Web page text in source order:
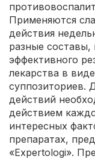
Применяются
действия
разные составы,
эффективного
лекарства в
суппозиториев.
действий
действием
интересных
препаратах,
«Expertologi».